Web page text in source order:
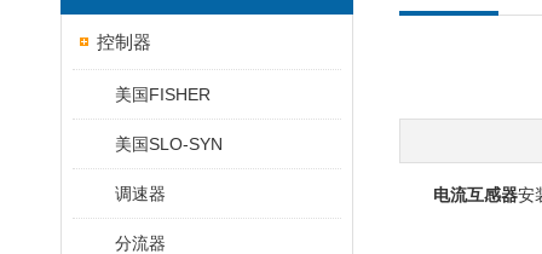
控制器
美国FISHER
美国SLO-SYN
调速器
分流器
电流互感器安